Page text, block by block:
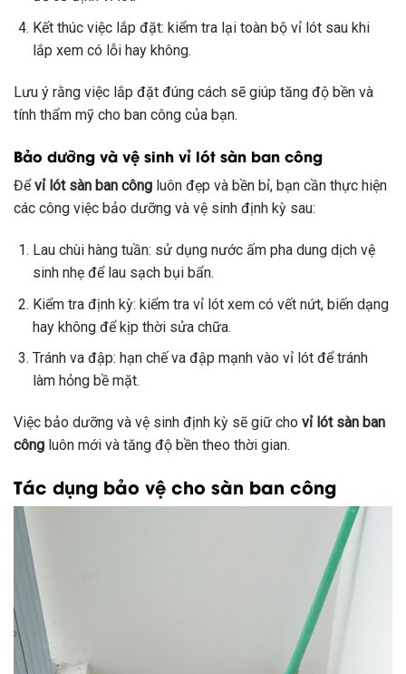
Kết thúc việc lắp đặt: kiểm tra lại toàn bộ vỉ lót sau khi
lắp xem có lỗi hay không.
Lưu ý rằng việc lắp đặt đúng cách sẽ giúp tăng độ bền và
tính thẩm mỹ cho ban công của bạn.
Bảo dưỡng và vệ sinh vỉ lót sàn ban công
Đểvỉ lót sàn ban công luôn đẹp và bền bỉ, bạn cần thực hiện
các công việc bảo dưỡng và vệ sinh định kỳ sau:
Lau chùi hàng tuần: sử dụng nước ấm pha dung dịch vệ
sinh nhẹ để lau sạch bụi bẩn.
Kiểm tra định kỳ: kiểm tra vỉ lót xem có vết nứt, biến dạng
hay không để kịp thời sửa chữa.
Tránh va đập: hạn chế va đập mạnh vào vỉ lót để tránh
làm hỏng bề mặt.
Việc bảo dưỡng và vệ sinh định kỳ sẽ giữ cho vỉ lót sàn ban
công luôn mới và tăng độ bền theo thời gian.
Tác dụng bảo vệ cho sàn ban công